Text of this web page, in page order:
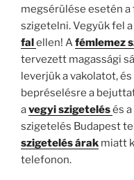
megsérülése esetén
szigetelni. Vegyük fel
fal ellen! Afémlemez
tervezett magassági
leverjük a vakolatot,
bepréselésre a
avegyi szigetelésés
szigetelés Budapest
szigetelés árak miatt
telefonon.